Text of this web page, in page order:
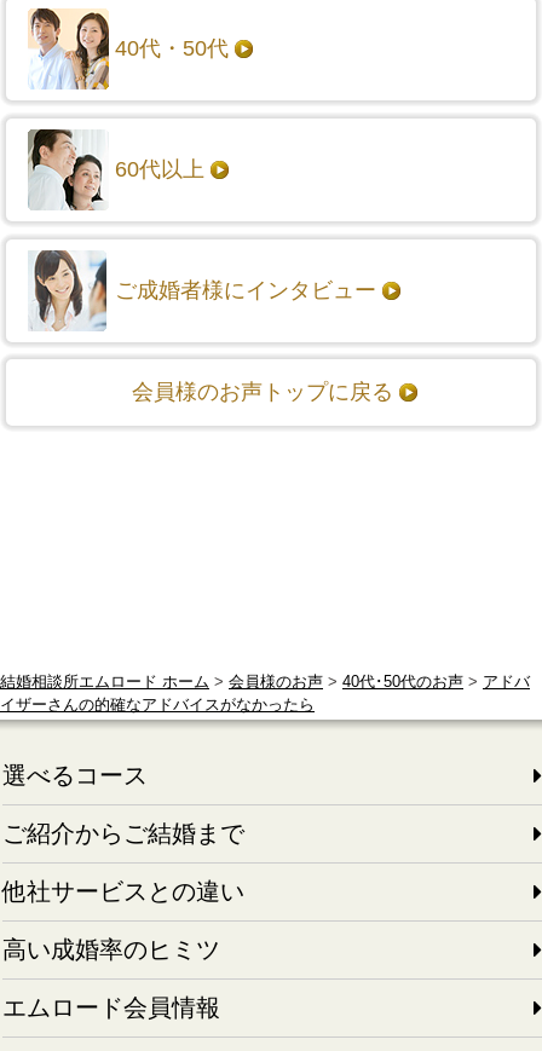
40代・50代
60代以上
ご成婚者様にインタビュー
会員様のお声トップに戻る
結婚相談所エムロード ホーム > 会員様のお声 > 40代･50代のお声 > アドバ
イザーさんの的確なアドバイスがなかったら
選べるコース
ご紹介からご結婚まで
他社サービスとの違い
高い成婚率のヒミツ
エムロード会員情報